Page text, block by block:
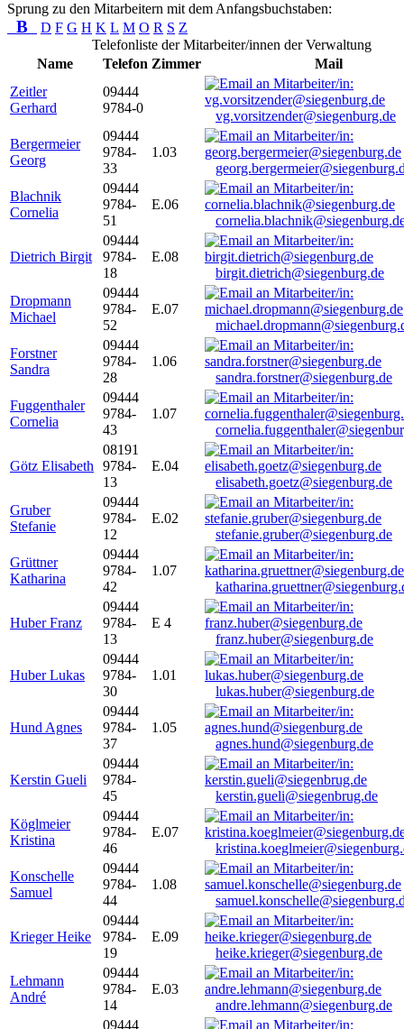
Sprung zu den Mitarbeitern mit dem Anfangsbuchstaben:
B D F G H K L M O R S Z
Telefonliste der Mitarbeiter/innen der Verwaltung
Name
Telefon Zimmer
Mail
Zeitler
Gerhard
09444
9784-0
vg.vorsitzender@siegenburg.de
Bergermeier
Georg
09444
9784-
33
1.03
Blachnik
Cornelia
09444
9784-
51
E.06
Dietrich Birgit
09444
9784-
18
E.08
birgit.dietrich@siegenburg.de
Dropmann
Michael
09444
9784-
52
E.07
Forstner
Sandra
09444
9784-
28
1.06
sandra.forstner@siegenburg.de
Fuggenthaler
Cornelia
09444
9784-
43
1.07
Götz Elisabeth
08191
9784-
13
E.04
elisabeth.goetz@siegenburg.de
Gruber
Stefanie
09444
9784-
12
E.02
stefanie.gruber@siegenburg.de
Grüttner
Katharina
09444
9784-
42
1.07
Huber Franz
09444
9784-
13
E 4
franz.huber@siegenburg.de
Huber Lukas
09444
9784-
30
1.01
lukas.huber@siegenburg.de
Hund Agnes
09444
9784-
37
1.05
agnes.hund@siegenburg.de
Kerstin Gueli
09444
9784-
45
kerstin.gueli@siegenbrug.de
Köglmeier
Kristina
09444
9784-
46
E.07
Konschelle
Samuel
09444
9784-
44
1.08
Krieger Heike
09444
9784-
19
E.09
heike.krieger@siegenburg.de
Lehmann
André
09444
9784-
14
E.03
andre.lehmann@siegenburg.de
09444